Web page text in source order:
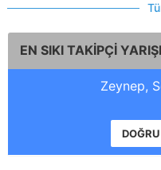
EN SIKI TAKİPÇİ
Zeynep,
DOĞRU